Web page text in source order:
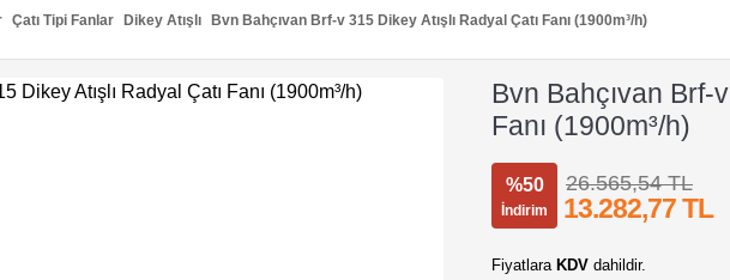
Çatı Tipi Fanlar Dikey Atışlı Bvn Bahçıvan Brf-v 315 Dikey Atışlı Radyal Çatı Fanı (1900m³/h)
Bvn Bahçıvan Brf-
Fanı (1900m³/h)
%50
İndirim
26.565,54 TL
13.282,77 TL
Fiyatlara KDV dahildir.